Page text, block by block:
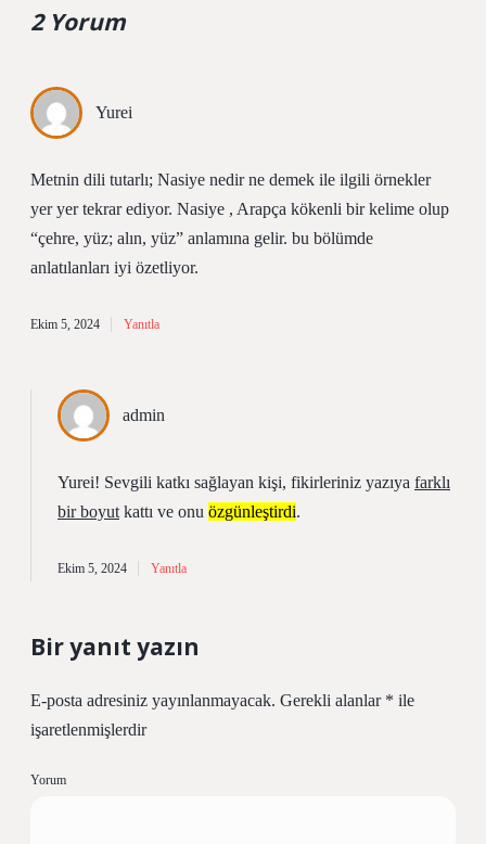
2 Yorum
Yurei
Metnin dili tutarlı; Nasiye nedir ne demek ile ilgili örnekler
yer yer tekrar ediyor. Nasiye , Arapça kökenli bir kelime olup
“çehre, yüz; alın, yüz” anlamına gelir. bu bölümde
anlatılanları iyi özetliyor.
Ekim 5, 2024 Yanıtla
admin
Yurei! Sevgili katkı sağlayan kişi, fikirleriniz yazıya farklı
bir boyut kattı ve onu özgünleştirdi.
Ekim 5, 2024 Yanıtla
Bir yanıt yazın
E-posta adresiniz yayınlanmayacak. Gerekli alanlar * ile
işaretlenmişlerdir
Yorum